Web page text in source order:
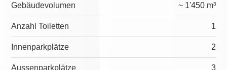
Gebäudevolumen ~ 1'450 m³
Anzahl Toiletten 1
Innenparkplätze 2
Aussenparkplätze 3